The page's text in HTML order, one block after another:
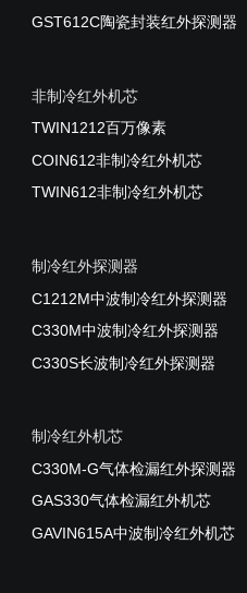
GST612C陶瓷封装红外探测器
非制冷红外机芯
TWIN1212百万像素
COIN612非制冷红外机芯
TWIN612非制冷红外机芯
制冷红外探测器
C1212M中波制冷红外探测器
C330M中波制冷红外探测器
C330S长波制冷红外探测器
制冷红外机芯
C330M-G气体检漏红外探测器
GAS330气体检漏红外机芯
GAVIN615A中波制冷红外机芯